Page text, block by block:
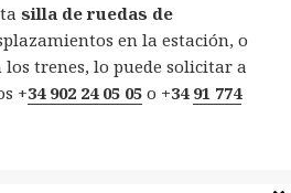
silla de ruedas de
en la estación, o
trenes, lo puede solicitar a
+34 902 24 05 05 o +34 91 774